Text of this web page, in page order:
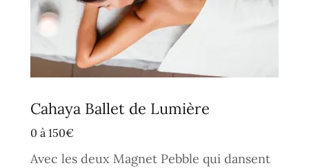
Cahaya Ballet de Lumière
0 à 150€
Avec les deux Magnet Pebble qui dansent